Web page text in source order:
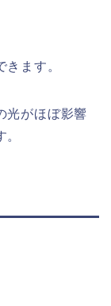
ます。
光がほぼ影響